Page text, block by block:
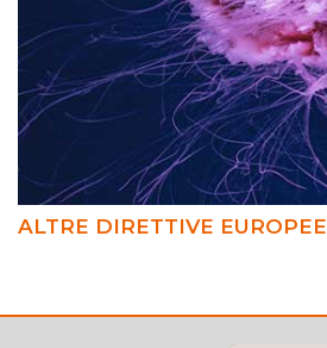
ALTRE DIRETTIVE EUROPEE